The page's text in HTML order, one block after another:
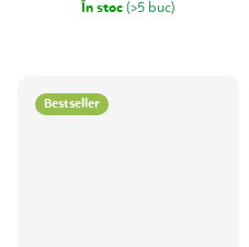
În stoc (>5 buc)
Bestseller